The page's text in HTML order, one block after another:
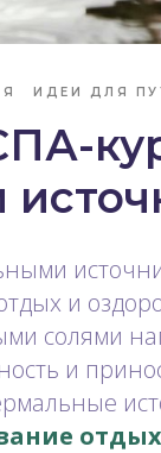
ИДЕИ ДЛЯ
и
солями
и